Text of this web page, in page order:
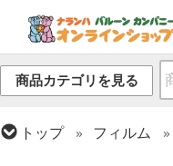
商品カテゴリを見る
トップ フィルム